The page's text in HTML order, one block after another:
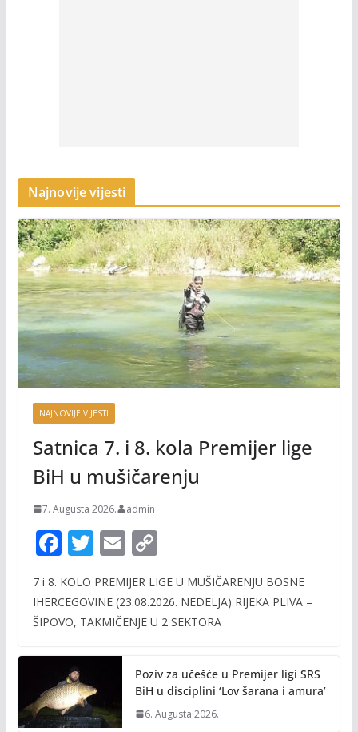
Najnovije vijesti
NAJNOVIJE VIJESTI
Satnica 7. i 8. kola Premijer lige
BiH u mušičarenju
7. Augusta 2026. admin
F
e
b
o
k
T
itt
er
E
ai
l
C
p
y
n
k
7 i 8. KOLO PREMIJER LIGE U MUŠIČARENJU BOSNE
IHERCEGOVINE (23.08.2026. NEDELJA) RIJEKA PLIVA –
ŠIPOVO, TAKMIČENJE U 2 SEKTORA
Poziv za učešće u Premijer ligi SRS
BiH u disciplini ‘Lov šarana i amura’
6. Augusta 2026.